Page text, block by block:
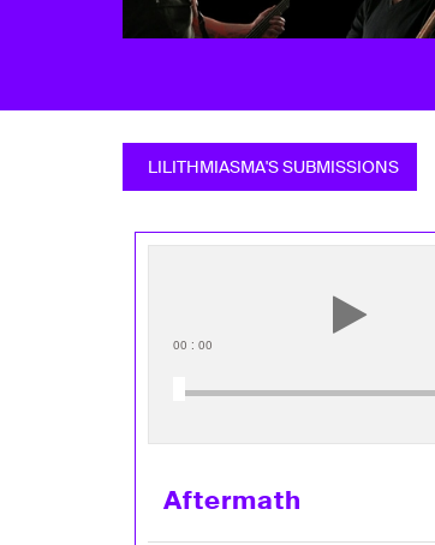
LILITHMIASMA'S SUBMISSIONS
00 : 00
Aftermath